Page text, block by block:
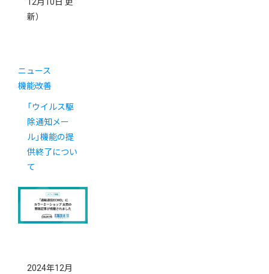
12月10日 更
新）
ニュース
機能改善
「ウイルス駆
除通知メー
ル」機能の提
供終了につい
て
2024年12月